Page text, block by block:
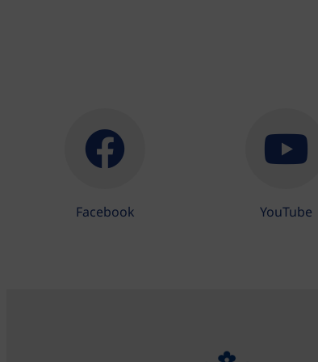
Facebook YouTube